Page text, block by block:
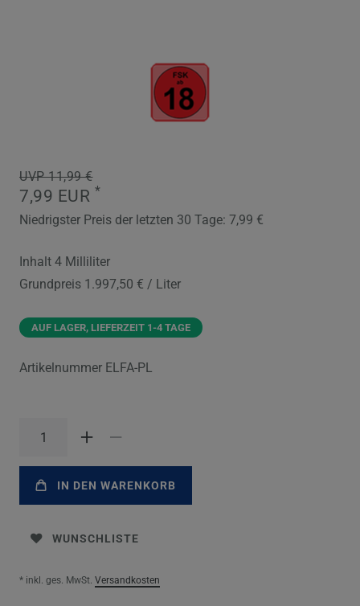
UVP 11,99 €
7,99 EUR *
Niedrigster Preis der letzten 30 Tage: 7,99 €
Inhalt 4 Milliliter
Grundpreis 1.997,50 € / Liter
AUF LAGER, LIEFERZEIT 1-4 TAGE
Artikelnummer ELFA-PL
IN DEN WARENKORB
WUNSCHLISTE
* inkl. ges. MwSt. Versandkosten